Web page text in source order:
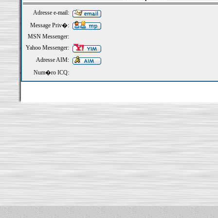
Adresse e-mail:
Message Priv�:
MSN Messenger:
Yahoo Messenger:
Adresse AIM:
Num�ro ICQ: